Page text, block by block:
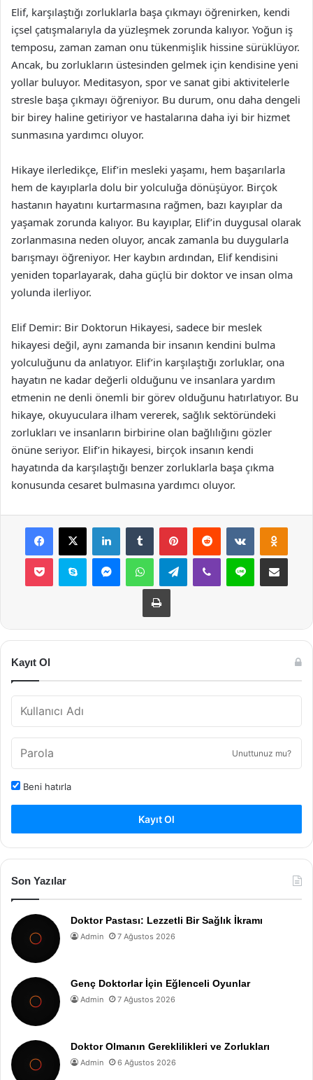
Elif, karşılaştığı zorluklarla başa çıkmayı öğrenirken, kendi
içsel çatışmalarıyla da yüzleşmek zorunda kalıyor. Yoğun iş
temposu, zaman zaman onu tükenmişlik hissine sürüklüyor.
Ancak, bu zorlukların üstesinden gelmek için kendisine yeni
yollar buluyor. Meditasyon, spor ve sanat gibi aktivitelerle
stresle başa çıkmayı öğreniyor. Bu durum, onu daha dengeli
bir birey haline getiriyor ve hastalarına daha iyi bir hizmet
sunmasına yardımcı oluyor.
Hikaye ilerledikçe, Elif’in mesleki yaşamı, hem başarılarla
hem de kayıplarla dolu bir yolculuğa dönüşüyor. Birçok
hastanın hayatını kurtarmasına rağmen, bazı kayıplar da
yaşamak zorunda kalıyor. Bu kayıplar, Elif’in duygusal olarak
zorlanmasına neden oluyor, ancak zamanla bu duygularla
barışmayı öğreniyor. Her kaybın ardından, Elif kendisini
yeniden toparlayarak, daha güçlü bir doktor ve insan olma
yolunda ilerliyor.
Elif Demir: Bir Doktorun Hikayesi, sadece bir meslek
hikayesi değil, aynı zamanda bir insanın kendini bulma
yolculuğunu da anlatıyor. Elif’in karşılaştığı zorluklar, ona
hayatın ne kadar değerli olduğunu ve insanlara yardım
etmenin ne denli önemli bir görev olduğunu hatırlatıyor. Bu
hikaye, okuyuculara ilham vererek, sağlık sektöründeki
zorlukları ve insanların birbirine olan bağlılığını gözler
önüne seriyor. Elif’in hikayesi, birçok insanın kendi
hayatında da karşılaştığı benzer zorluklarla başa çıkma
konusunda cesaret bulmasına yardımcı oluyor.
Facebook
X LinkedInTumblr PinterestReddit VKontakte
Pocket Skype MessengerWhatsAppTelegramViber Line E-Posta ile
Yazdır
Kayıt Ol
Unuttunuz mu?
Beni hatırla
Kayıt Ol
Son Yazılar
Doktor Pastası: Lezzetli Bir Sağlık İkramı
Admin 7 Ağustos 2026
Genç Doktorlar İçin Eğlenceli Oyunlar
Admin 7 Ağustos 2026
Doktor Olmanın Gereklilikleri ve Zorlukları
Admin 6 Ağustos 2026